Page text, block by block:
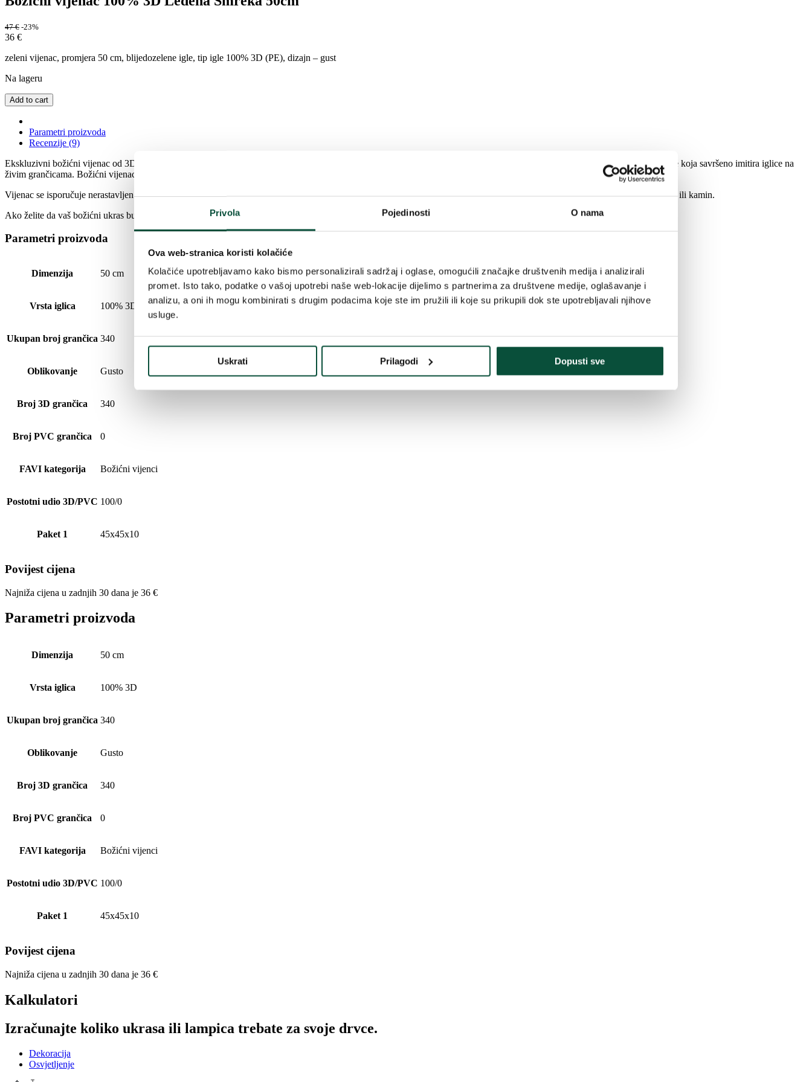
Privola Pojedinosti O nama
Ova web-stranica koristi kolačiće
Kolačiće upotrebljavamo kako bismo personalizirali sadržaj i oglase, omogućili značajke društvenih medija i analizirali
promet. Isto tako, podatke o vašoj upotrebi naše web-lokacije dijelimo s partnerima za društvene medije, oglašavanje i
analizu, a oni ih mogu kombinirati s drugim podacima koje ste im pružili ili koje su prikupili dok ste upotrebljavali njihove
usluge.
Uskrati Prilagodi Dopusti sve
47€ -23%
36 €
zeleni vijenac, promjera 50 cm, blijedozelene igle, tip igle 100% 3D (PE), dizajn – gust
Na lageru
Add to cart
Parametri proizvoda
Recenzije (9)
Ekskluzivni božićni vijenac od 3D Ledene Smreke u potpunosti se sastoji od samo savršeno razrađenih ledeno zelenih 3D iglica od smreke. Vijenac se sastoji od 3D mekane igle koja savršeno imitira iglice na
živim grančicama. Božićni vijenac možete ukrasiti prema vlastitim idejama i ukusu.
Vijenac se isporučuje nerastavljen. Nakon temeljitog rasporeda grančica doseže promjer od 50 cm. Božićni vijenac prikladan je kao ukras za stol, vrata, a može uljepšati i vaš zid ili kamin.
Ako želite da vaš božićni ukras bude savršeno usklađen, ovaj proizvod možete kombinirati i s božićnim ukrasima iste vrste u
božićnoj kolekciji 3D Ledena Smreka
Parametri proizvoda
Dimenzija 50 cm
Vrsta iglica 100% 3D
Ukupan broj grančica 340
Oblikovanje Gusto
Broj 3D grančica 340
Broj PVC grančica 0
FAVI kategorija Božićni vijenci
Postotni udio 3D/PVC 100/0
Paket 1 45x45x10
Povijest cijena
Najniža cijena u zadnjih 30 dana je 36 €
Parametri proizvoda
Dimenzija 50 cm
Vrsta iglica 100% 3D
Ukupan broj grančica 340
Oblikovanje Gusto
Broj 3D grančica 340
Broj PVC grančica 0
FAVI kategorija Božićni vijenci
Postotni udio 3D/PVC 100/0
Paket 1 45x45x10
Povijest cijena
Najniža cijena u zadnjih 30 dana je 36 €
Kalkulatori
Izračunajte koliko ukrasa ili lampica trebate za svoje drvce.
Dekoracija
Osvjetljenje